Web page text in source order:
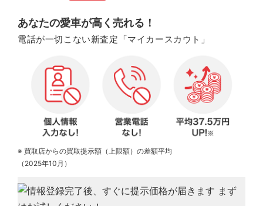
あなたの愛車が高く売れる！
電話が一切こない新査定「マイカースカウト」
※ 買取店からの買取提示額（上限額）の差額平均
（2025年10月）